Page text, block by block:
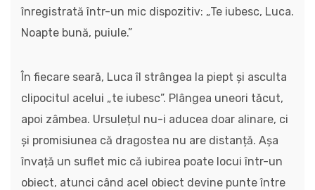
înregistrată într-un mic dispozitiv: „Te iubesc, Luca.
Noapte bună, puiule.”
În fiecare seară, Luca îl strângea la piept și asculta
clipocitul acelui „te iubesc”. Plângea uneori tăcut,
apoi zâmbea. Ursulețul nu-i aducea doar alinare, ci
și promisiunea că dragostea nu are distanță. Așa
învață un suflet mic că iubirea poate locui într-un
obiect, atunci când acel obiect devine punte între